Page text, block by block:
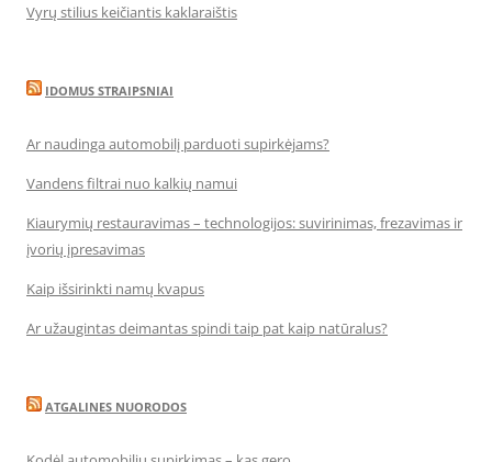
Vyrų stilius keičiantis kaklaraištis
IDOMUS STRAIPSNIAI
Ar naudinga automobilį parduoti supirkėjams?
Vandens filtrai nuo kalkių namui
Kiaurymių restauravimas – technologijos: suvirinimas, frezavimas ir
įvorių įpresavimas
Kaip išsirinkti namų kvapus
Ar užaugintas deimantas spindi taip pat kaip natūralus?
ATGALINES NUORODOS